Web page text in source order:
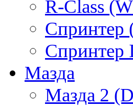
R-Class
Спринтер
Спринтер
Мазда
Мазда 2